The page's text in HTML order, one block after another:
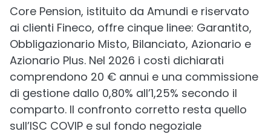
Core Pension, istituito da Amundi e riservato
ai clienti Fineco, offre cinque linee: Garantito,
Obbligazionario Misto, Bilanciato, Azionario e
Azionario Plus. Nel 2026 i costi dichiarati
comprendono 20 € annui e una commissione
di gestione dallo 0,80% all’1,25% secondo il
comparto. Il confronto corretto resta quello
sull’ISC COVIP e sul fondo negoziale